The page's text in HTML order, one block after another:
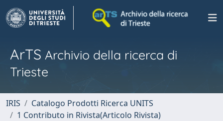
ArTS Archivio della ricerca di
Trieste
IRIS
Catalogo Prodotti Ricerca UNITS
1 Contributo in Rivista(Articolo Rivista)